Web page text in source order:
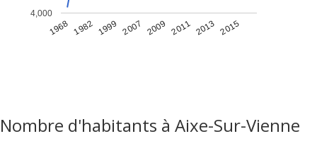
1968 1982 1999 2007 2009 2011 2013 2015
4,000
Nombre d'habitants à Aixe-Sur-Vienne